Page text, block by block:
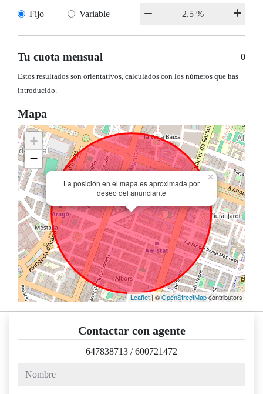
Fijo Variable
Tu cuota mensual 0
Estos resultados son orientativos, calculados con los números que has
introducido.
Mapa
La posición en el mapa es aproximada por
deseo del anunciante
×
+
−
Leaflet| ©OpenStreetMapcontributors
Contactar con agente
647838713 /600721472
nombre